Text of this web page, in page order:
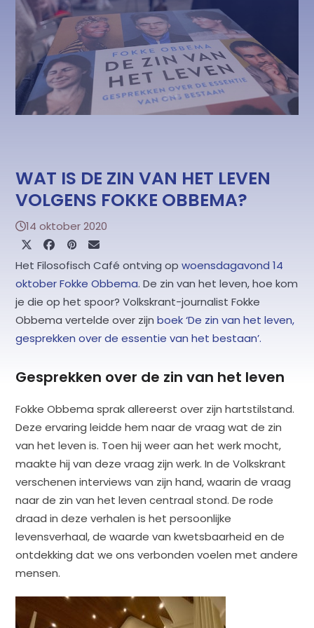
WAT IS DE ZIN VAN HET LEVEN
VOLGENS FOKKE OBBEMA?
14 oktober 2020
Het Filosofisch Café ontving opwoensdagavond 14
oktober Fokke Obbema. De zin van het leven, hoe kom
je die op het spoor? Volkskrant-journalist Fokke
Obbema vertelde over zijnboek ‘De zin van het leven,
gesprekken over de essentie van het bestaan’.
Gesprekken over de zin van het leven
Fokke Obbema sprak allereerst over zijn hartstilstand.
Deze ervaring leidde hem naar de vraag wat de zin
van het leven is. Toen hij weer aan het werk mocht,
maakte hij van deze vraag zijn werk. In de Volkskrant
verschenen interviews van zijn hand, waarin de vraag
naar de zin van het leven centraal stond. De rode
draad in deze verhalen is het persoonlijke
levensverhaal, de waarde van kwetsbaarheid en de
ontdekking dat we ons verbonden voelen met andere
mensen.